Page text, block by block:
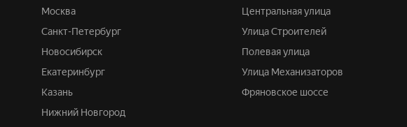
Москва
Санкт-Петербург
Новосибирск
Екатеринбург
Казань
Нижний Новгород
Центральная улица
Улица Строителей
Полевая улица
Улица Механизаторов
Фряновское шоссе